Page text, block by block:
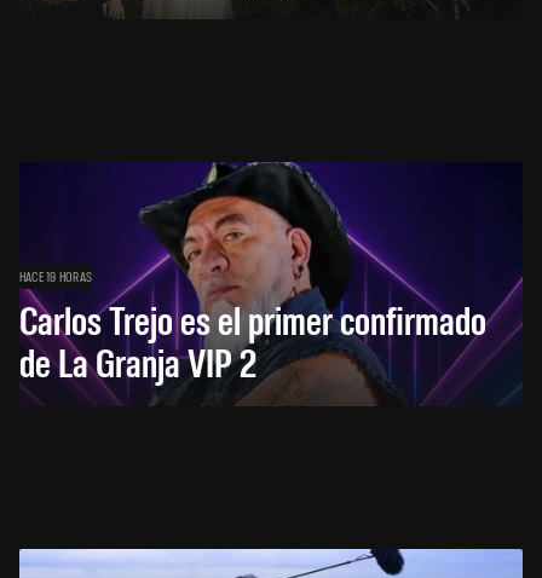
HACE 19 HORAS
Carlos Trejo es el primer confirmado
de La Granja VIP 2